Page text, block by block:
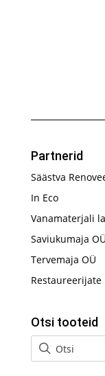
Partnerid
Säästva
In Eco
Vanamaterjali
Saviukumaja OÜ
Tervemaja OÜ
Otsi tooteid